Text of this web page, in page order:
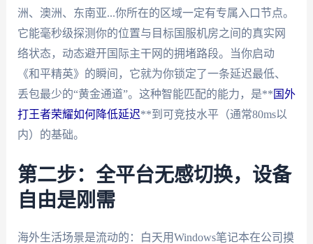
洲、澳洲、东南亚...你所在的区域一定有专属入口节点。
它能毫秒级探测你的位置与目标国服机房之间的真实网
络状态，动态避开国际主干网的拥堵路段。当你启动
《和平精英》的瞬间，它就为你锁定了一条延迟最低、
丢包最少的“黄金通道”。这种智能匹配的能力，是** 国外
打王者荣耀如何降低延迟**到可竞技水平（通常80ms以
内）的基础。
第二步：全平台无感切换，设备
自由是刚需
海外生活场景是流动的：白天用Windows笔记本在公司摸